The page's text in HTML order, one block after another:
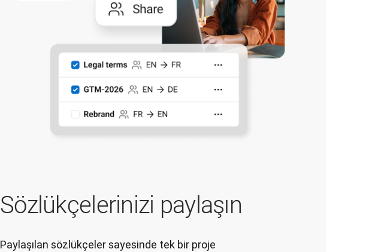
Sözlükçelerinizi paylaşın
Paylaşılan sözlükçeler sayesinde tek bir proje